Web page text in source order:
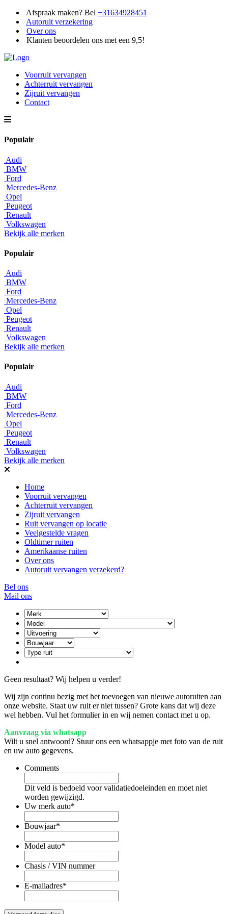
Afspraak maken? Bel +31634928451
Autoruit verzekering
Over ons
Klanten beoordelen ons met een 9,5!
Voorruit vervangen
Achterruit vervangen
Zijruit vervangen
Contact
Populair
Audi
BMW
Ford
Mercedes-Benz
Opel
Peugeot
Renault
Volkswagen
Bekijk alle merken
Populair
Audi
BMW
Ford
Mercedes-Benz
Opel
Peugeot
Renault
Volkswagen
Bekijk alle merken
Populair
Audi
BMW
Ford
Mercedes-Benz
Opel
Peugeot
Renault
Volkswagen
Bekijk alle merken
Home
Voorruit vervangen
Achterruit vervangen
Zijruit vervangen
Ruit vervangen op locatie
Veelgestelde vragen
Oldtimer ruiten
Amerikaanse ruiten
Over ons
Autoruit vervangen verzekerd?
Bel ons
Mail ons
Geen resultaat? Wij helpen u verder!
Wij zijn continu bezig met het toevoegen van nieuwe autoruiten aan
onze website. Staat uw ruit er niet tussen? Grote kans dat wij deze
wel hebben. Vul het formulier in en wij nemen contact met u op.
Aanvraag via whatsapp
Wilt u snel antwoord? Stuur ons een whatsappje met foto van de ruit
en uw auto gegevens.
Comments
Dit veld is bedoeld voor validatiedoeleinden en moet niet
worden gewijzigd.
Uw merk auto*
Bouwjaar*
Model auto*
Chasis / VIN nummer
E-mailadres*